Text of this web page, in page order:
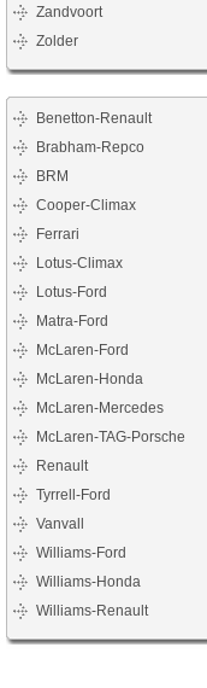
Zandvoort
Zolder
Benetton-Renault
Brabham-Repco
BRM
Cooper-Climax
Ferrari
Lotus-Climax
Lotus-Ford
Matra-Ford
McLaren-Ford
McLaren-Honda
McLaren-Mercedes
McLaren-TAG-Porsche
Renault
Tyrrell-Ford
Vanvall
Williams-Ford
Williams-Honda
Williams-Renault